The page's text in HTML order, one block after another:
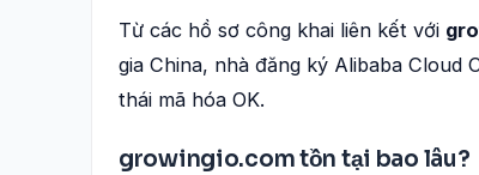
Từ các hồ sơ công khai liên kết với
gia China, nhà đăng ký Alibaba Cloud
thái mã hóa OK.
growingio.com tồn tại bao lâu?